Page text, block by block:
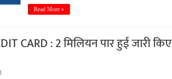
Read More »
CARD : 2 मिलियन पार हुई जारी किए